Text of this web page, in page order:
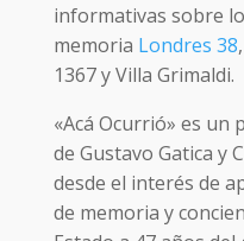
informativas sobre
memoria Londres 38
1367 y Villa Grimaldi.
«Acá Ocurrió» es
de Gustavo Gatica y
desde el interés de
de memoria y